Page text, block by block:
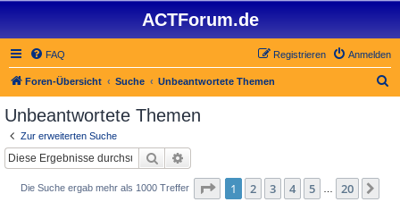
ACTForum.de
FAQ Anmelden
Registrieren
Foren-Übersicht Suche Unbeantwortete Themen
Unbeantwortete Themen
Zur erweiterten Suche
Suche
Die Suche ergab mehr als 1000 Treffer Seite 1von 20
1 2 3 4 5 20